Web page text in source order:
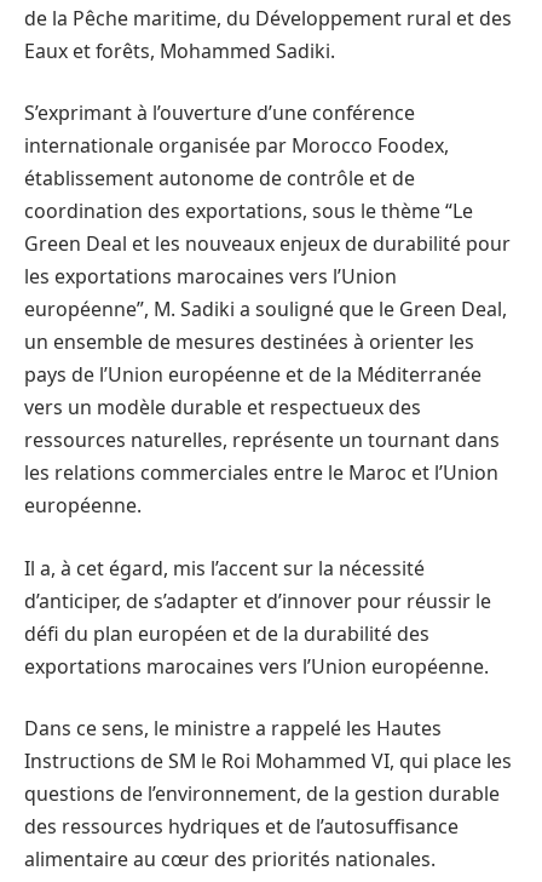
de la Pêche maritime, du Développement rural et des
Eaux et forêts, Mohammed Sadiki.
S’exprimant à l’ouverture d’une conférence
internationale organisée par Morocco Foodex,
établissement autonome de contrôle et de
coordination des exportations, sous le thème “Le
Green Deal et les nouveaux enjeux de durabilité pour
les exportations marocaines vers l’Union
européenne”, M. Sadiki a souligné que le Green Deal,
un ensemble de mesures destinées à orienter les
pays de l’Union européenne et de la Méditerranée
vers un modèle durable et respectueux des
ressources naturelles, représente un tournant dans
les relations commerciales entre le Maroc et l’Union
européenne.
Il a, à cet égard, mis l’accent sur la nécessité
d’anticiper, de s’adapter et d’innover pour réussir le
défi du plan européen et de la durabilité des
exportations marocaines vers l’Union européenne.
Dans ce sens, le ministre a rappelé les Hautes
Instructions de SM le Roi Mohammed VI, qui place les
questions de l’environnement, de la gestion durable
des ressources hydriques et de l’autosuffisance
alimentaire au cœur des priorités nationales.